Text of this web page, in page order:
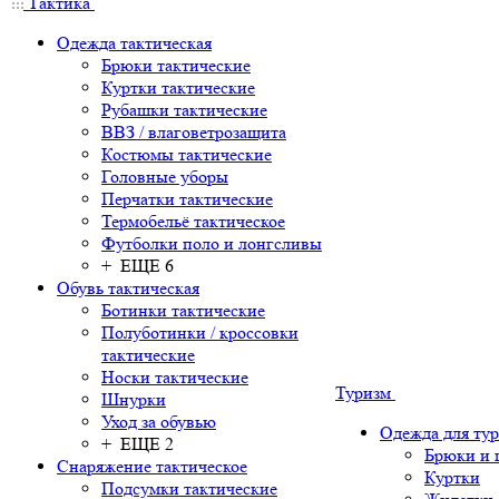
Одежда тактическая
Брюки тактические
Куртки тактические
Рубашки тактические
ВВЗ / влаговетрозащита
Костюмы тактические
Головные уборы
Перчатки тактические
Термобельё тактическое
Футболки поло и лонгсливы
+ ЕЩЕ 6
Обувь тактическая
Ботинки тактические
Полуботинки / кроссовки
тактические
Носки тактические
Шнурки
Уход за обувью
+ ЕЩЕ 2
Снаряжение тактическое
Подсумки тактические
Туризм
Одежда для
Брюки и
Куртки